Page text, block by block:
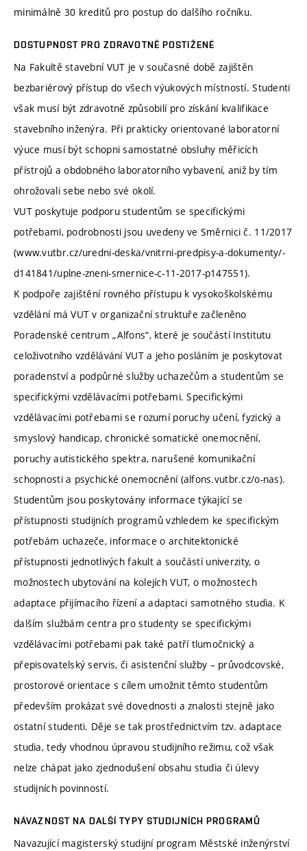
minimálně 30 kreditů pro postup do dalšího ročníku.
DOSTUPNOST PRO ZDRAVOTNĚ POSTIŽENÉ
Na Fakultě stavební VUT je v současné době zajištěn
bezbariérový přístup do všech výukových místností. Studenti
však musí být zdravotně způsobilí pro získání kvalifikace
stavebního inženýra. Při prakticky orientované laboratorní
výuce musí být schopni samostatné obsluhy měřicích
přístrojů a obdobného laboratorního vybavení, aniž by tím
ohrožovali sebe nebo své okolí.
VUT poskytuje podporu studentům se specifickými
potřebami, podrobnosti jsou uvedeny ve Směrnici č. 11/2017
(www.vutbr.cz/uredni-deska/vnitrni-predpisy-a-dokumenty/-
d141841/uplne-zneni-smernice-c-11-2017-p147551).
K podpoře zajištění rovného přístupu k vysokoškolskému
vzdělání má VUT v organizační struktuře začleněno
Poradenské centrum „Alfons“, které je součástí Institutu
celoživotního vzdělávání VUT a jeho posláním je poskytovat
poradenství a podpůrné služby uchazečům a studentům se
specifickými vzdělávacími potřebami. Specifickými
vzdělávacími potřebami se rozumí poruchy učení, fyzický a
smyslový handicap, chronické somatické onemocnění,
poruchy autistického spektra, narušené komunikační
schopnosti a psychické onemocnění (alfons.vutbr.cz/o-nas).
Studentům jsou poskytovány informace týkající se
přístupnosti studijních programů vzhledem ke specifickým
potřebám uchazeče, informace o architektonické
přístupnosti jednotlivých fakult a součástí univerzity, o
možnostech ubytování na kolejích VUT, o možnostech
adaptace přijímacího řízení a adaptaci samotného studia. K
dalším službám centra pro studenty se specifickými
vzdělávacími potřebami pak také patří tlumočnický a
přepisovatelský servis, či asistenční služby – průvodcovské,
prostorové orientace s cílem umožnit těmto studentům
především prokázat své dovednosti a znalosti stejně jako
ostatní studenti. Děje se tak prostřednictvím tzv. adaptace
studia, tedy vhodnou úpravou studijního režimu, což však
nelze chápat jako zjednodušení obsahu studia či úlevy
studijních povinností.
NÁVAZNOST NA DALŠÍ TYPY STUDIJNÍCH PROGRAMŮ
Navazující magisterský studijní program Městské inženýrství